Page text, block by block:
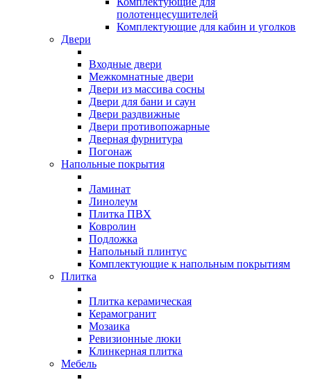
полотенцесушителей
Комплектующие для кабин и уголков
Двери
Входные двери
Межкомнатные двери
Двери из массива сосны
Двери для бани и саун
Двери раздвижные
Двери противопожарные
Дверная фурнитура
Погонаж
Напольные покрытия
Ламинат
Линолеум
Плитка ПВХ
Ковролин
Подложка
Напольный плинтус
Комплектующие к напольным покрытиям
Плитка
Плитка керамическая
Керамогранит
Мозаика
Ревизионные люки
Клинкерная плитка
Мебель